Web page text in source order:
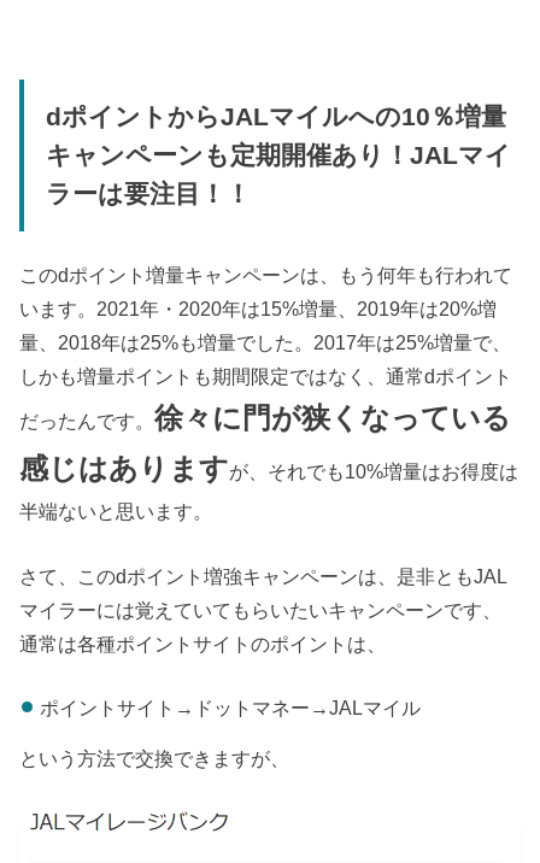
dポイントからJALマイルへの10％増量
キャンペーンも定期開催あり！JALマイ
ラーは要注目！！
このdポイント増量キャンペーンは、もう何年も行われて
います。2021年・2020年は15%増量、2019年は20%増
量、2018年は25%も増量でした。2017年は25%増量で、
しかも増量ポイントも期間限定ではなく、通常dポイント
だったんです。徐々に門が狭くなっている
感じはありますが、それでも10%増量はお得度は
半端ないと思います。
さて、このdポイント増強キャンペーンは、是非ともJAL
マイラーには覚えていてもらいたいキャンペーンです、
通常は各種ポイントサイトのポイントは、
ポイントサイト→ドットマネー→JALマイル
という方法で交換できますが、